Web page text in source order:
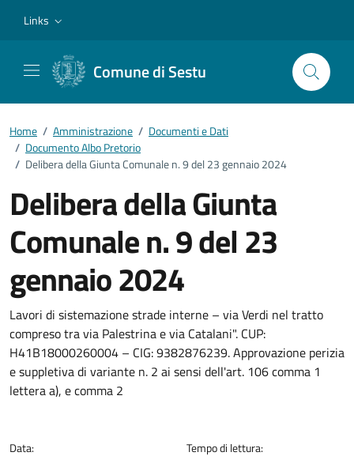
Links
Comune di Sestu
Home / Amministrazione / Documenti e Dati
/ Documento Albo Pretorio
/ Delibera della Giunta Comunale n. 9 del 23 gennaio 2024
Delibera della Giunta
Comunale n. 9 del 23
gennaio 2024
Dettagli del documento
Lavori di sistemazione strade interne – via Verdi nel tratto
compreso tra via Palestrina e via Catalani". CUP:
H41B18000260004 – CIG: 9382876239. Approvazione perizia
e suppletiva di variante n. 2 ai sensi dell'art. 106 comma 1
lettera a), e comma 2
Data:
Tempo di lettura: